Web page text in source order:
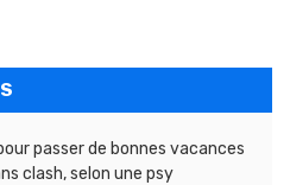
passer de bonnes vacances
clash, selon une psy